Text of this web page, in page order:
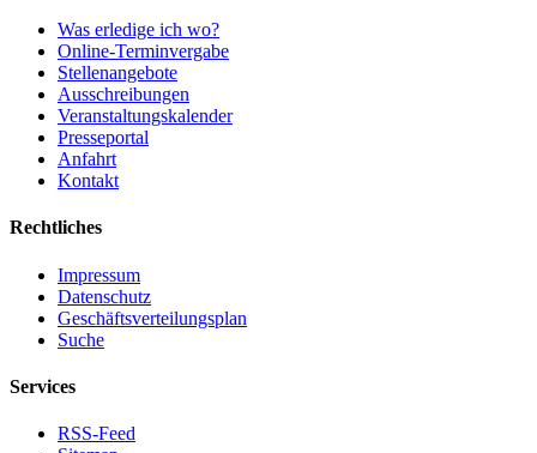
Was erledige ich wo?
Online-Terminvergabe
Stellenangebote
Ausschreibungen
Veranstaltungskalender
Presseportal
Anfahrt
Kontakt
Rechtliches
Impressum
Datenschutz
Geschäftsverteilungsplan
Suche
Services
RSS-Feed